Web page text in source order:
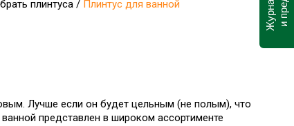
плинтуса / Плинтус для ванной
Лучше если он будет цельным (не полым), что
представлен в широком ассортименте